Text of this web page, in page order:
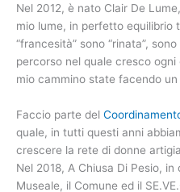
Nel 2012, è nato Clair De
mio lume, in perfetto equilibrio
“francesità” sono “rinata”,
percorso nel quale cresco
mio cammino state facendo
Faccio parte del
quale, in tutti questi anni
crescere la rete di donne
Nel 2018, A Chiusa Di Pesio,
Museale, il Comune ed il